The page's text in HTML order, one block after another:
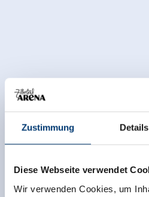
Zustimmung Details
Diese Webseite verwendet
Wir verwenden Cookies, um